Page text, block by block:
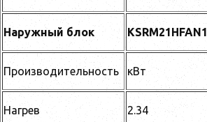
Наружный блок KSRM21HFAN1
Производительность кВт
Нагрев 2.34